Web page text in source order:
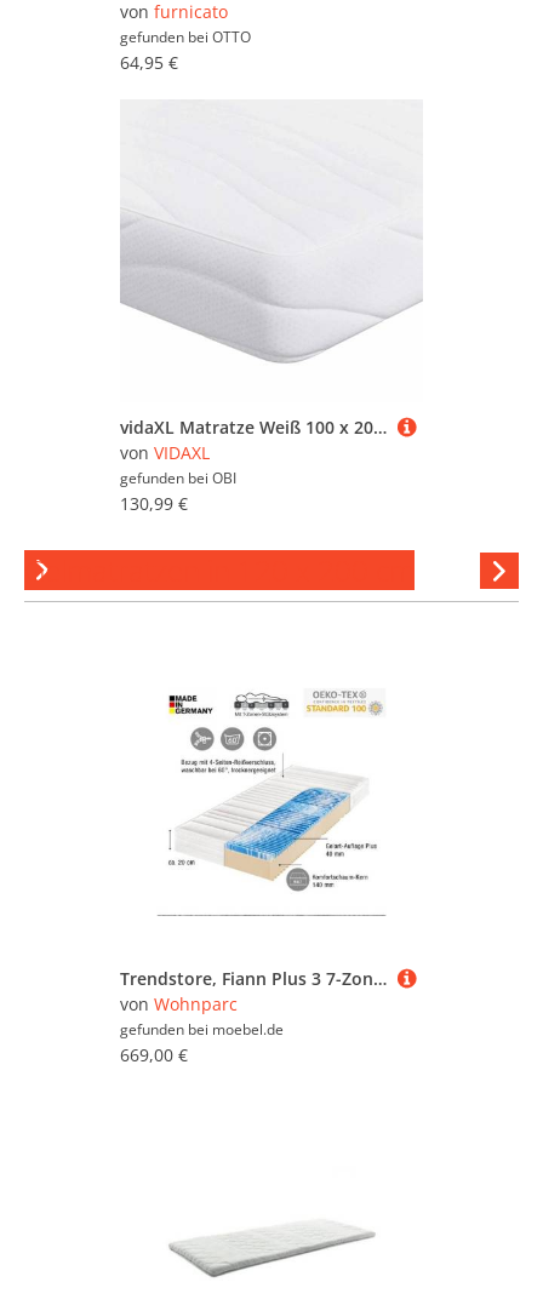
von furnicato
gefunden bei OTTO
64,95 €
vidaXL Matratze Weiß 100 x 200 cm Gel-Speicherschaum 4106315
von VIDAXL
gefunden bei OBI
130,99 €
Gelmatratzen in 120 x 200 cm
Trendstore, Fiann Plus 3 7-Zonen-Gel-Komfortschaum-Matratze - H2 - 120 x 200
von Wohnparc
gefunden bei moebel.de
669,00 €